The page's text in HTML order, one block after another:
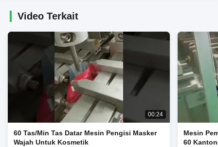
Video Terkait
00:24
60 Tas/Min Tas Datar Mesin Pengisi Masker
Wajah Untuk Kosmetik
Mesin
60